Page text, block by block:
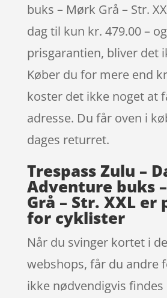
buks – Mørk Grå – Str.
dag til kun kr. 479.00 –
prisgarantien, bliver det
Køber du for mere end
koster det ikke noget at
adresse. Du får oven i
dages returret.
Trespass Zulu –
Adventure buks
Grå – Str. XXL
for cyklister
Når du svinger kortet i
webshops, får du andre
ikke nødvendigvis findes